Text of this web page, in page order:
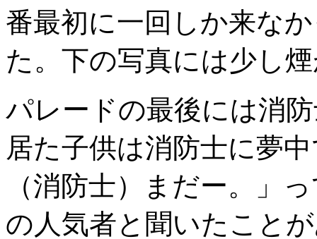
番最初に一回しか来な
た。下の写真には少し
パレードの最後には消
居た子供は消防士に夢
（消防士）まだー。」
の人気者と聞いたこと